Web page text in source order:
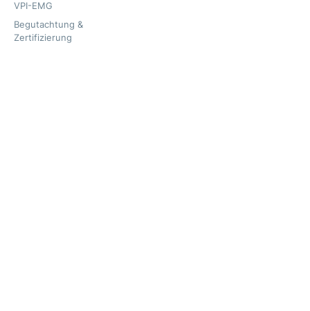
VPI-EMG
Begutachtung &
Zertifizierung